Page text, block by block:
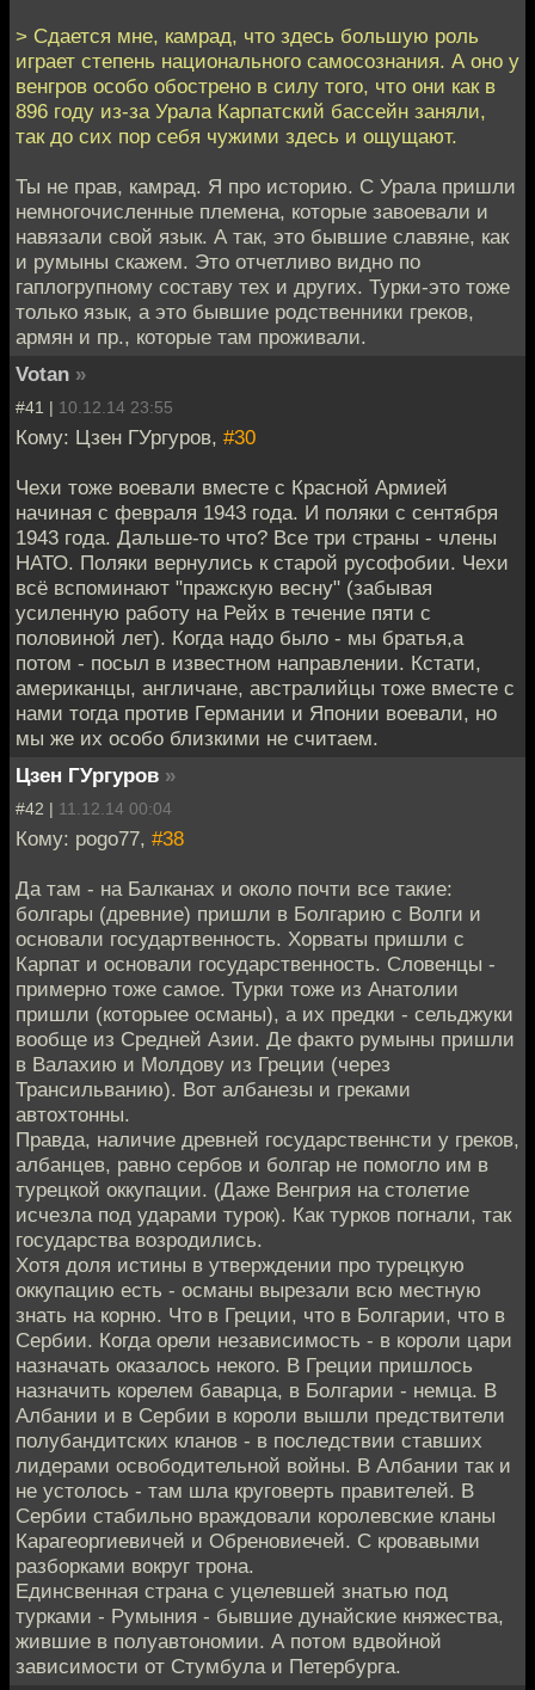
> Сдается мне, камрад, что здесь большую роль
играет степень национального самосознания. А оно у
венгров особо обострено в силу того, что они как в
896 году из-за Урала Карпатский бассейн заняли,
так до сих пор себя чужими здесь и ощущают.
Ты не прав, камрад. Я про историю. С Урала пришли
немногочисленные племена, которые завоевали и
навязали свой язык. А так, это бывшие славяне, как
и румыны скажем. Это отчетливо видно по
гаплогрупному составу тех и других. Турки-это тоже
только язык, а это бывшие родственники греков,
армян и пр., которые там проживали.
Votan »
#41 | 10.12.14 23:55
Кому: Цзен ГУргуров, #30
Чехи тоже воевали вместе с Красной Армией
начиная с февраля 1943 года. И поляки с сентября
1943 года. Дальше-то что? Все три страны - члены
НАТО. Поляки вернулись к старой русофобии. Чехи
всё вспоминают "пражскую весну" (забывая
усиленную работу на Рейх в течение пяти с
половиной лет). Когда надо было - мы братья,а
потом - посыл в известном направлении. Кстати,
американцы, англичане, австралийцы тоже вместе с
нами тогда против Германии и Японии воевали, но
мы же их особо близкими не считаем.
Цзен ГУргуров »
#42 | 11.12.14 00:04
Кому: pogo77, #38
Да там - на Балканах и около почти все такие:
болгары (древние) пришли в Болгарию с Волги и
основали государтвенность. Хорваты пришли с
Карпат и основали государственность. Словенцы -
примерно тоже самое. Турки тоже из Анатолии
пришли (которыее османы), а их предки - сельджуки
вообще из Средней Азии. Де факто румыны пришли
в Валахию и Молдову из Греции (через
Трансильванию). Вот албанезы и греками
автохтонны.
Правда, наличие древней государственнсти у греков,
албанцев, равно сербов и болгар не помогло им в
турецкой оккупации. (Даже Венгрия на столетие
исчезла под ударами турок). Как турков погнали, так
государства возродились.
Хотя доля истины в утверждении про турецкую
оккупацию есть - османы вырезали всю местную
знать на корню. Что в Греции, что в Болгарии, что в
Сербии. Когда орели независимость - в короли цари
назначать оказалось некого. В Греции пришлось
назначить корелем баварца, в Болгарии - немца. В
Албании и в Сербии в короли вышли предствители
полубандитских кланов - в последствии ставших
лидерами освободительной войны. В Албании так и
не устолось - там шла круговерть правителей. В
Сербии стабильно враждовали королевские кланы
Карагеоргиевичей и Обреновиечей. С кровавыми
разборками вокруг трона.
Единсвенная страна с уцелевшей знатью под
турками - Румыния - бывшие дунайские княжества,
жившие в полуавтономии. А потом вдвойной
зависимости от Стумбула и Петербурга.